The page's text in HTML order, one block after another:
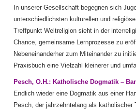
In unserer Gesellschaft begegnen sich
unterschiedlichsten kulturellen und
Treffpunkt Weltreligion sieht in der
Chance, gemeinsame Lernprozesse zu
Nebeneinanderher zum Miteinander zu
Praxisbuch eine Vielzahl kleinerer und
Pesch, O.H.: Katholische Dogmatik –
Endlich wieder eine Dogmatik aus einer
Pesch, der jahrzehntelang als katholischer